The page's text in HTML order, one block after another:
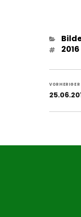
2016
VORHERIGER